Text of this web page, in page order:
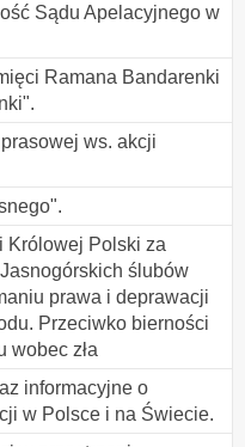
Sądu Apelacyjnego w
Ramana Bandarenki
ws. akcji
Królowej Polski za
ślubów
prawa i deprawacji
Przeciwko bierności
wobec zła
informacyjne o
w Polsce i na Świecie.